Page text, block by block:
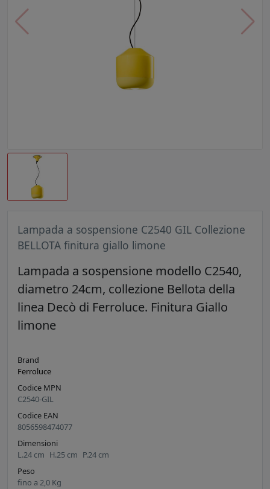
Lampada a sospensione C2540 GIL Collezione
BELLOTA finitura giallo limone
Lampada a sospensione modello C2540,
diametro 24cm, collezione Bellota della
linea Decò di Ferroluce. Finitura Giallo
limone
Brand
Ferroluce
Codice MPN
C2540-GIL
Codice EAN
8056598474077
Dimensioni
L.24 cm H.25 cm P.24 cm
Peso
fino a 2,0 Kg